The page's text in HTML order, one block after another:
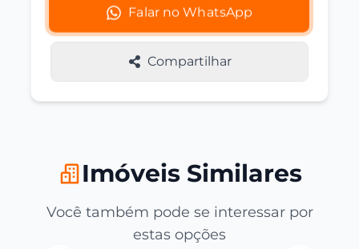
Falar no WhatsApp
Compartilhar
Imóveis Similares
Você também pode se interessar por
estas opções